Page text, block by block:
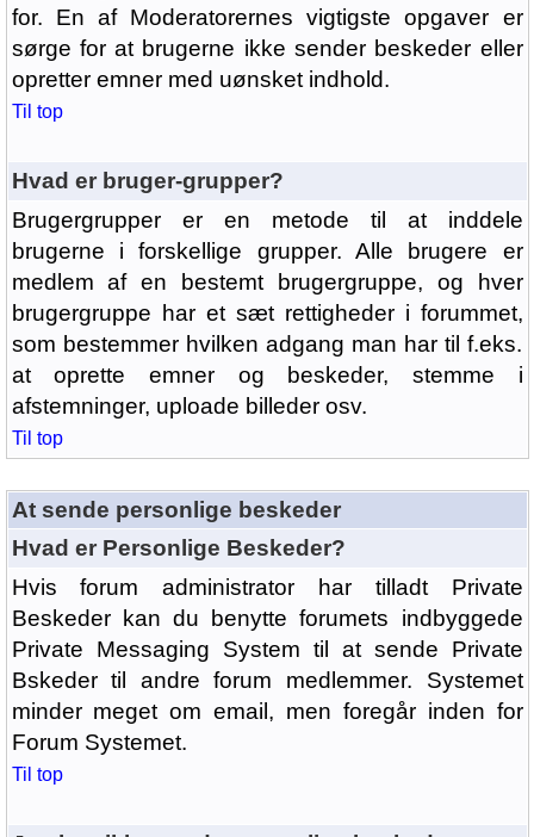
for. En af Moderatorernes vigtigste opgaver er
sørge for at brugerne ikke sender beskeder eller
opretter emner med uønsket indhold.
Til top
Hvad er bruger-grupper?
Brugergrupper er en metode til at inddele
brugerne i forskellige grupper. Alle brugere er
medlem af en bestemt brugergruppe, og hver
brugergruppe har et sæt rettigheder i forummet,
som bestemmer hvilken adgang man har til f.eks.
at oprette emner og beskeder, stemme i
afstemninger, uploade billeder osv.
Til top
At sende personlige beskeder
Hvad er Personlige Beskeder?
Hvis forum administrator har tilladt Private
Beskeder kan du benytte forumets indbyggede
Private Messaging System til at sende Private
Bskeder til andre forum medlemmer. Systemet
minder meget om email, men foregår inden for
Forum Systemet.
Til top